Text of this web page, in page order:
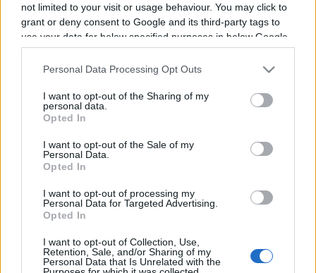
not limited to your visit or usage behaviour. You may click to
grant or deny consent to Google and its third-party tags to
use your data for below specified purposes in below Google
consent section.
Personal Data Processing Opt Outs
I want to opt-out of the Sharing of my
personal data.
Opted In
I want to opt-out of the Sale of my
Personal Data.
Opted In
I want to opt-out of processing my
Personal Data for Targeted Advertising.
Opted In
I want to opt-out of Collection, Use,
Retention, Sale, and/or Sharing of my
Personal Data that Is Unrelated with the
matchs diffusés à la télévision en France de
l'équipePays Bas. Cette équipe de Pays Bas a
été fondée il y a 91 ans, en 1935.
Il n'y a pas de diffusions de matchs de la team
Pays Bas annoncées à la télévision pour le
moment. Nous mettrons cette page à jour dès
que ce sera le cas.
Pour suivre l'actu Pays Bas, n'hésitez pas à vous
rendre chez notre partenaire RezoSport.com